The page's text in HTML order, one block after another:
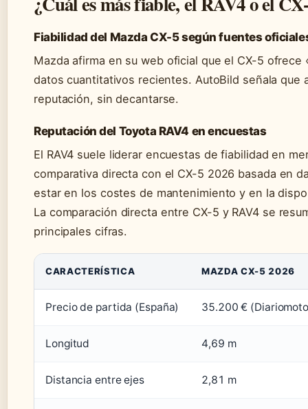
Fiabilidad del Mazda CX-5 según fuentes
Mazda afirma en su web oficial que el CX-5
datos cuantitativos recientes. AutoBild señala que
reputación, sin decantarse.
Reputación del Toyota RAV4 en encuestas
El RAV4 suele liderar encuestas de fiabilidad en
comparativa directa con el CX-5 2026 basada en
estar en los costes de mantenimiento y en la
La comparación directa entre CX-5 y RAV4 se
principales cifras.
CARACTERÍSTICA MAZDA CX-5 2026
Precio de partida (España) 35.200 €
Longitud 4,69 m
Distancia entre ejes 2,81 m